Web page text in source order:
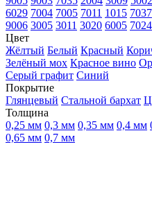
6029 7004 7005 7011 1015 7037
9006 3005 3011 3020 6005 7024
Цвет
Жёлтый Белый Красный
Зелёный мох Красное вино
Серый графит Синий
Покрытие
Глянцевый Стальной бархат
Толщина
0,25 мм 0,3 мм 0,35 мм 0,4 мм
0,65 мм 0,7 мм